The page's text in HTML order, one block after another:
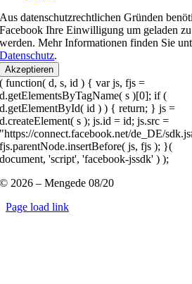
Aus datenschutzrechtlichen Gründen
Facebook Ihre Einwilligung um geladen zu
werden. Mehr Informationen finden Sie
Datenschutz.
Akzeptieren
( function( d, s, id ) { var js, fjs =
d.getElementsByTagName( s )[0]; if (
d.getElementById( id ) ) { return; } js =
d.createElement( s ); js.id = id; js.src =
"https://connect.facebook.net/de_DE/
fjs.parentNode.insertBefore( js, fjs ); }(
document, 'script', 'facebook-jssdk' ) );
© 2026 – Mengede 08/20
Page load link